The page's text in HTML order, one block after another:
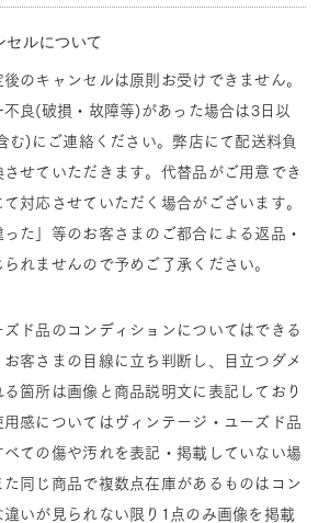
セルについて
のキャンセルは原則お受けできません。
良(破損・故障等)があった場合は3日以
む)にご連絡ください。弊店にて配送料負
せていただきます。代替品がご用意でき
対応させていただく場合がございます。
た」等のお客さまのご都合による返品・
れませんので予めご了承ください。
ド品のコンディションについてはできる
客さまの目線に立ち判断し、目立つダメ
箇所は画像と商品説明文に表記しており
感についてはヴィンテージ・ユーズド品
ての傷や汚れを表記・掲載していない場
同じ商品で複数点在庫があるものはコン
違いが見られない限り1点のみ画像を掲載